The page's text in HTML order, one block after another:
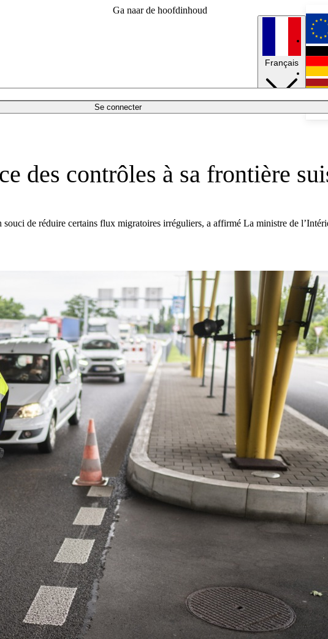
Ga naar de hoofdinhoud
Se connecter
Français
des contrôles à sa frontière
de réduire certains flux migratoires irréguliers, a affirmé La ministre de